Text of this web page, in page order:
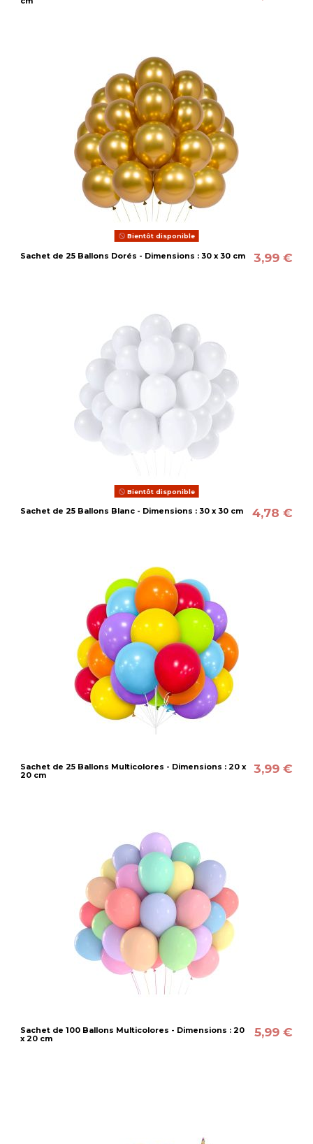
Bientôt disponible
Sachet de 25 Ballons Dorés - Dimensions : 30 x 30 cm 3,99 €
Bientôt disponible
Sachet de 25 Ballons Blanc - Dimensions : 30 x 30 cm 4,78 €
Sachet de 25 Ballons Multicolores - Dimensions : 20 x
20 cm
3,99 €
Sachet de 100 Ballons Multicolores - Dimensions : 20
x 20 cm
5,99 €